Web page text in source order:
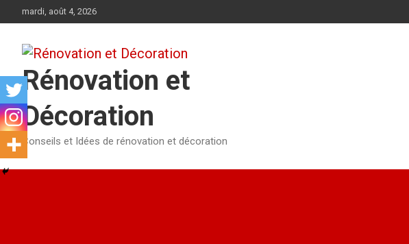
au
mardi, août 4, 2026
Rénovation et
Décoration
Conseils et Idées de rénovation et décoration